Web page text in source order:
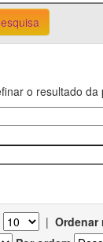
o resultado da
|